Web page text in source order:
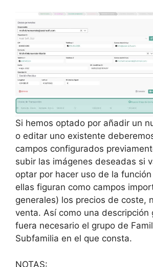
Si hemos optado por añadir un
o editar uno existente
campos configurados
subir las imágenes deseadas si
optar por hacer uso de la función
ellas figuran como campos
generales) los precios de coste,
venta. Así como una descripción
fuera necesario el grupo de
Subfamilia en el que consta.
NOTAS: